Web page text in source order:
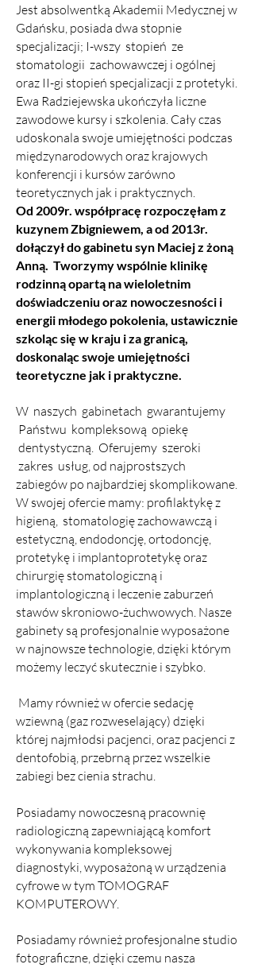
Jest absolwentką Akademii Medycznej w
Gdańsku, posiada dwa stopnie
specjalizacji; I-wszy stopień ze
stomatologii zachowawczej i ogólnej
oraz II-gi stopień specjalizacji z protetyki.
Ewa Radziejewska ukończyła liczne
zawodowe kursy i szkolenia. Cały czas
udoskonala swoje umiejętności podczas
międzynarodowych oraz krajowych
konferencji i kursów zarówno
teoretycznych jak i praktycznych.
Od 2009r. współpracę rozpoczęłam z
kuzynem Zbigniewem, a od 2013r.
dołączył do gabinetu syn Maciej z żoną
Anną. Tworzymy wspólnie klinikę
rodzinną opartą na wieloletnim
doświadczeniu oraz nowoczesności i
energii młodego pokolenia, ustawicznie
szkoląc się w kraju i za granicą,
doskonaląc swoje umiejętności
teoretyczne jak i praktyczne.
W naszych gabinetach gwarantujemy
Państwu kompleksową opiekę
dentystyczną. Oferujemy szeroki
zakres usług, od najprostszych
zabiegów po najbardziej skomplikowane.
W swojej ofercie mamy: profilaktykę z
higieną, stomatologię zachowawczą i
estetyczną, endodoncję, ortodoncję,
protetykę i implantoprotetykę oraz
chirurgię stomatologiczną i
implantologiczną i leczenie zaburzeń
stawów skroniowo-żuchwowych. Nasze
gabinety są profesjonalnie wyposażone
w najnowsze technologie, dzięki którym
możemy leczyć skutecznie i szybko.
Mamy również w ofercie sedację
wziewną (gaz rozweselający) dzięki
której najmłodsi pacjenci, oraz pacjenci z
dentofobią, przebrną przez wszelkie
zabiegi bez cienia strachu.
Posiadamy nowoczesną pracownię
radiologiczną zapewniającą komfort
wykonywania kompleksowej
diagnostyki, wyposażoną w urządzenia
cyfrowew tym TOMOGRAF
KOMPUTEROWY.
Posiadamy również profesjonalne studio
fotograficzne, dzięki czemu nasza